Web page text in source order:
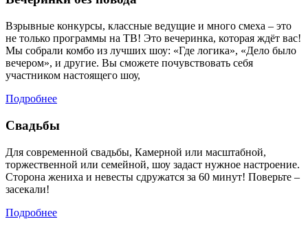
Взрывные конкурсы, классные ведущие и много смеха – это
не только программы на ТВ! Это вечеринка, которая ждёт вас!
Мы собрали комбо из лучших шоу: «Где логика», «Дело было
вечером», и другие. Вы сможете почувствовать себя
участником настоящего шоу,
Подробнее
Свадьбы
Для современной свадьбы, Камерной или масштабной,
торжественной или семейной, шоу задаст нужное настроение.
Сторона жениха и невесты сдружатся за 60 минут! Поверьте –
засекали!
Подробнее